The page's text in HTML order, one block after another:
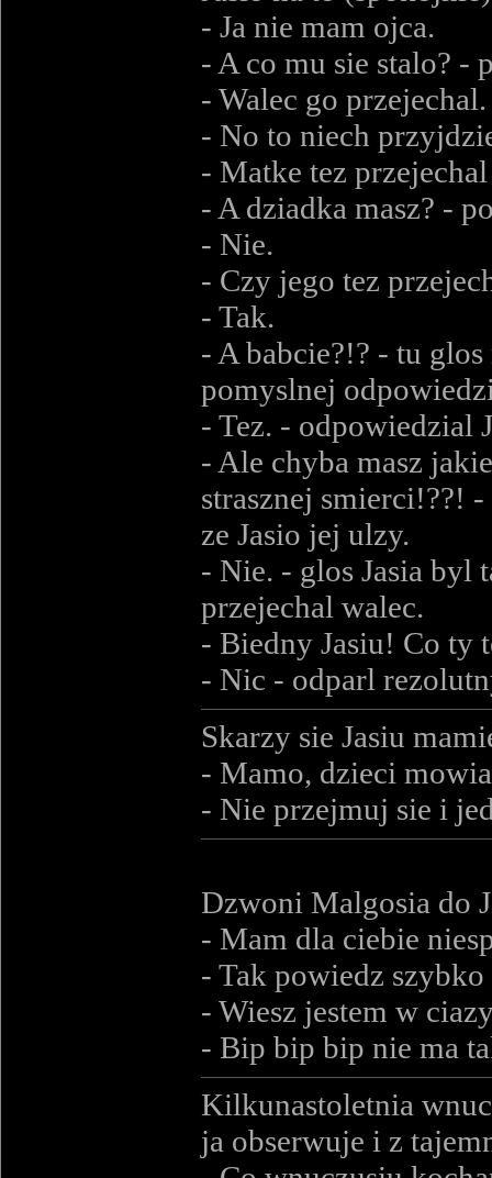
- Ja nie mam ojca.
- A co mu sie stalo? -
- Walec go przejechal.
- No to niech
- Matke tez
- A dziadka masz? -
- Nie.
- Czy jego tez
- Tak.
- A babcie?!? - tu
pomyslnej
- Tez. - odpowiedzial
- Ale chyba masz
strasznej smierci!??!
ze Jasio jej ulzy.
- Nie. - glos Jasia byl
przejechal walec.
- Biedny Jasiu! Co ty
- Nic - odparl
Skarzy sie Jasiu
- Mamo, dzieci
- Nie przejmuj sie i
Dzwoni Malgosia do
- Mam dla ciebie
- Tak powiedz szybko
- Wiesz jestem w
- Bip bip bip nie ma
Kilkunastoletnia
ja obserwuje i z